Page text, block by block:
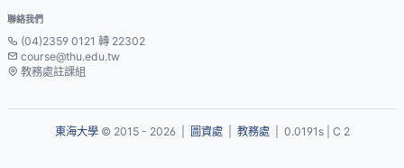
聯絡我們
(04)2359 0121 轉 22302
course@thu.edu.tw
教務處註課組
東海大學© 2015 - 2026 | 圖資處| 教務處| 0.0191s | C 2